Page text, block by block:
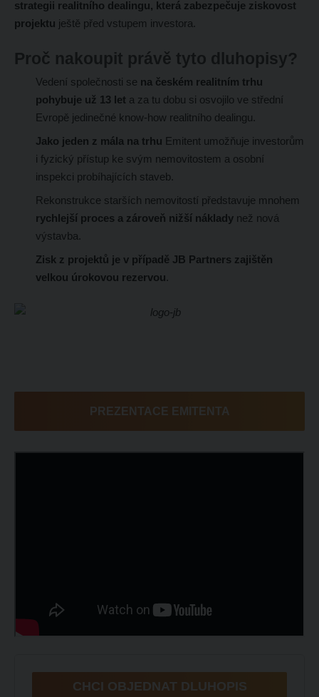
strategii realitního dealingu, která zabezpečuje ziskovost
projektu ještě před vstupem investora.
Proč nakoupit právě tyto dluhopisy?
Vedení společnosti se na českém realitním trhu
pohybuje už 13 let a za tu dobu si osvojilo ve střední
Evropě jedinečné know-how realitního dealingu.
Jako jeden z mála na trhu Emitent umožňuje investorům
i fyzický přístup ke svým nemovitostem a osobní
inspekci probíhajících staveb.
Rekonstrukce starších nemovitostí představuje mnohem
rychlejší proces a zároveň nižší nákladynež nová
výstavba.
Zisk z projektů je v případě JB Partners zajištěn
velkou úrokovou rezervou.
PREZENTACE EMITENTA
CHCI OBJEDNAT DLUHOPIS